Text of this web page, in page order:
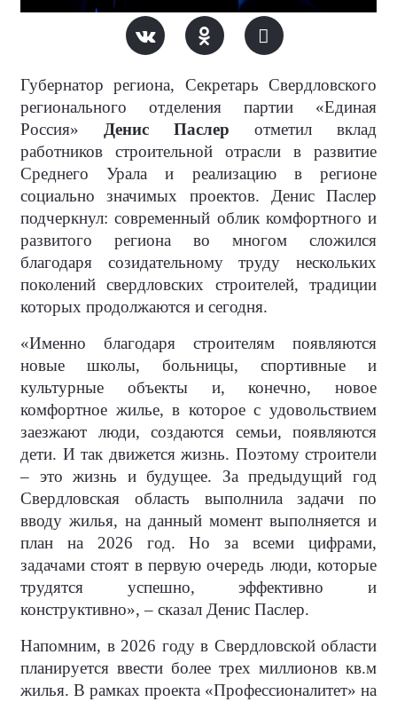
Губернатор региона, Секретарь Свердловского
регионального отделения партии «Единая
Россия» Денис Паслер отметил вклад
работников строительной отрасли в развитие
Среднего Урала и реализацию в регионе
социально значимых проектов. Денис Паслер
подчеркнул: современный облик комфортного и
развитого региона во многом сложился
благодаря созидательному труду нескольких
поколений свердловских строителей, традиции
которых продолжаются и сегодня.
«Именно благодаря строителям появляются
новые школы, больницы, спортивные и
культурные объекты и, конечно, новое
комфортное жилье, в которое с удовольствием
заезжают люди, создаются семьи, появляются
дети. И так движется жизнь. Поэтому строители
– это жизнь и будущее. За предыдущий год
Свердловская область выполнила задачи по
вводу жилья, на данный момент выполняется и
план на 2026 год. Но за всеми цифрами,
задачами стоят в первую очередь люди, которые
трудятся успешно, эффективно и
конструктивно», – сказал Денис Паслер.
Напомним, в 2026 году в Свердловской области
планируется ввести более трех миллионов кв.м
жилья. В рамках проекта «Профессионалитет» на